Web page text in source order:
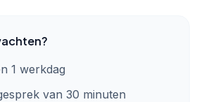
1 werkdag
van 30 minuten